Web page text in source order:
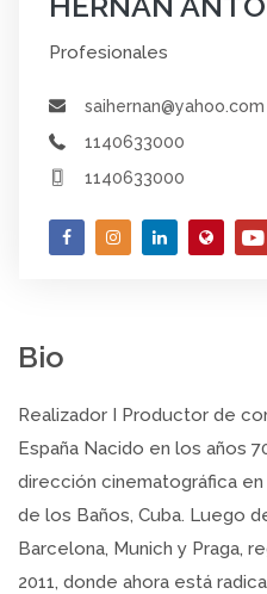
Profesionales
saihernan@yahoo.com
1140633000
1140633000
Bio
Realizador I Productor de
España Nacido en los años
dirección cinematográfica
de los Baños, Cuba. Luego
Barcelona, Munich y Praga,
2011, donde ahora está